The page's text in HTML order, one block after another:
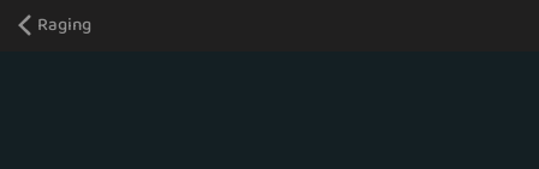
Raging